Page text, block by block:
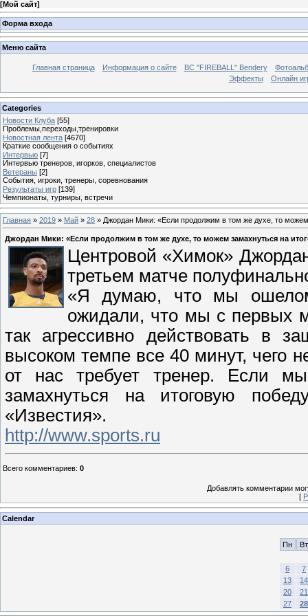
[Мой сайт]
Форма входа
Меню сайта
Главная страница Информация о сайте BC "FIREBALL" Bendery
Эффекты
Онлайн
Categories
Новости Клуба [55]
Проблемы,переходы,тренировки
Новостная лента [4670]
Краткие сообщения о событиях
Интервью [7]
Интервью тренеров, игорков, специалистов
Ветераны [2]
События, игроки, тренеры, соревнования
Результаты игр [139]
Чемпионаты, турниры, встречи
Главная » 2019 » Май » 28 » Джордан Мики: «Если продолжим в том же духе, то
Джордан Мики: «Если продолжим в том же духе, то можем замахнуться на
Центровой «Химок»
третьем матче
«Я думаю, что мы
ожидали, что мы с первых
так агрессивно действовать в
высоком темпе все 40 минут, чего
от нас требует тренер. Если
замахнуться на итоговую
«Известия».
http://www.sports.ru
Всего комментариев: 0
Добавлять комментарии
[
Calendar
Пн Вт
6
7
13
14
20
21
27
28